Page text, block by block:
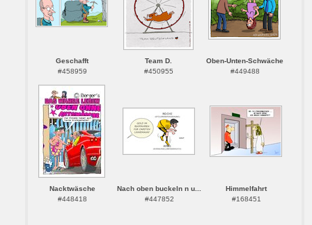
Geschafft
#458959
Team D.
#450955
Oben-Unten-Schwäche
#449488
Nacktwäsche
#448418
Nach oben buckeln n u...
#447852
Himmelfahrt
#168451